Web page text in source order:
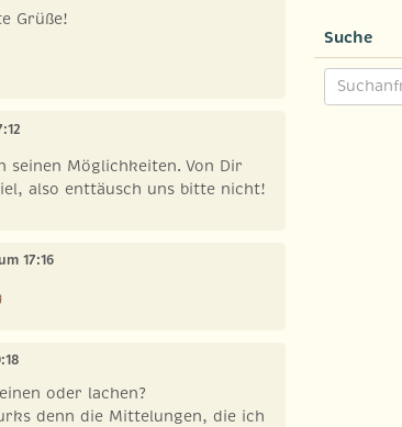
Grüße!
seinen Möglichkeiten. Von Dir
also enttäusch uns bitte nicht!
17:16
oder lachen?
denn die Mittelungen, die ich
Suche